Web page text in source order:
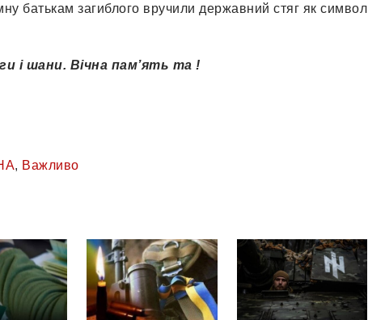
батькам загиблого вручили державний стяг як символ
і шани. Вічна пам’ять та !
, Важливо